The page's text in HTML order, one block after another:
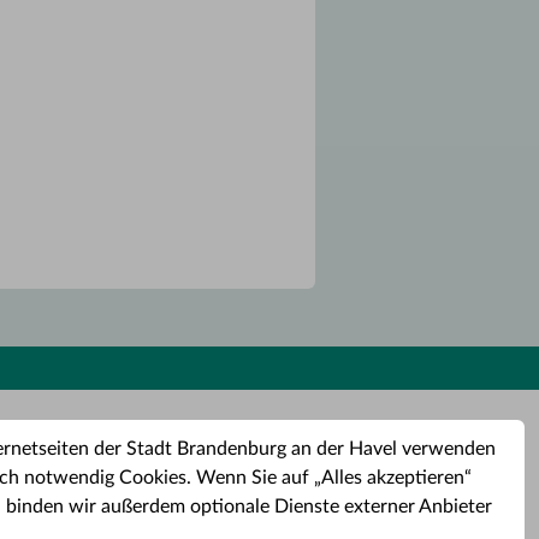
der Stadt Brandenburg an der Havel verwenden
notwendig Cookies. Wenn Sie auf „Alles akzeptieren“
binden wir außerdem optionale Dienste externer Anbieter